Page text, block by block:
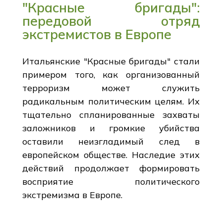
"Красные бригады":
передовой отряд
экстремистов в Европе
Итальянские "Красные бригады" стали
примером того, как организованный
терроризм может служить
радикальным политическим целям. Их
тщательно спланированные захваты
заложников и громкие убийства
оставили неизгладимый след в
европейском обществе. Наследие этих
действий продолжает формировать
восприятие политического
экстремизма в Европе.